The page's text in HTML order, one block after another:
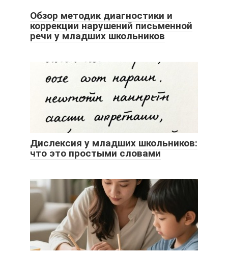
Обзор методик диагностики и
коррекции нарушений письменной
речи у младших школьников
Дислексия у младших школьников:
что это простыми словами